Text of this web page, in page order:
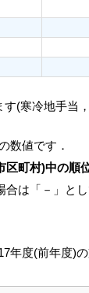
す(寒冷地手当
数値です．
区町村)中の順
は「－」とし
年度(前年度)